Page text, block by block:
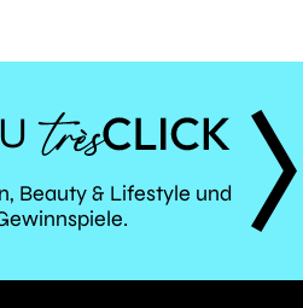
TRÈS
CLICK
Beauty & Lifestyle und